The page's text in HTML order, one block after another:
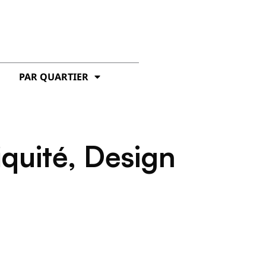
PAR QUARTIER
Design